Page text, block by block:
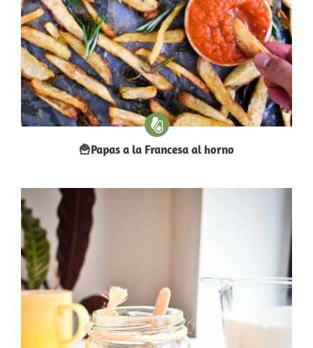
🍟Papas a la Francesa al horno